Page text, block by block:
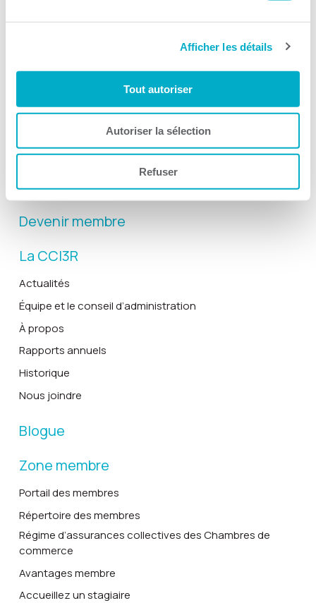
Afficher les détails
Tout autoriser
Autoriser la sélection
Refuser
Activités
Gala Radisson
Solutions TI
Devenir membre
La CCI3R
Actualités
Équipe et le conseil d’administration
À propos
Rapports annuels
Historique
Nous joindre
Blogue
Zone membre
Portail des membres
Répertoire des membres
Régime d’assurances collectives des Chambres de
commerce
Avantages membre
Accueillez un stagiaire